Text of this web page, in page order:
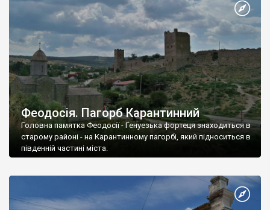
Феодосія. Пагорб Карантинний
Головна памятка Феодосії - Генуезька фортеця знаходиться в
старому районі - на Карантинному пагорбі, який підноситься в
південній частині міста.